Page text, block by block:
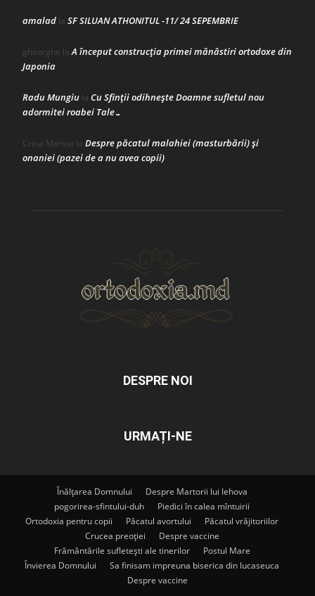
amalad la SF SILUAN ATHONITUL -11/ 24 SEPEMBRIE
gheorghe laA început construcţia primei mănăstiri ortodoxe din
Japonia
Radu Mungiu la Cu Sfinții odihnește Doamne sufletul nou
adormitei roabei Tale…
Crina Marina la Despre păcatul malahiei (masturbării) şi
onaniei (pazei de a nu avea copii)
DESPRE NOI
URMAȚI-NE
Înălțarea Domnului
Despre Martorii lui Iehova
pogorirea-sfintului-duh
Piedici în calea mîntuirii
Ortodoxia pentru copii
Păcatul avortului
Păcatul vrăjitoriilor
Crucea preoției
Despre vaccine
Frământările sufletești ale tinerilor
Postul Mare
Învierea Domnului
Sa finisam impreuna biserica din lucaseuca
Despre vaccine